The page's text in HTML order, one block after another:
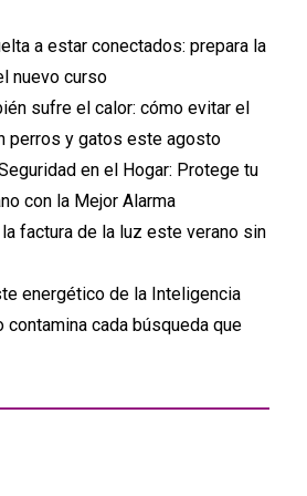
a estar conectados: prepara la
nuevo curso
sufre el calor: cómo evitar el
perros y gatos este agosto
en el Hogar: Protege tu
con la Mejor Alarma
la factura de la luz este verano sin
energético de la Inteligencia
contamina cada búsqueda que